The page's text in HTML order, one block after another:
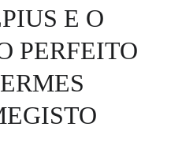
PERFEITO